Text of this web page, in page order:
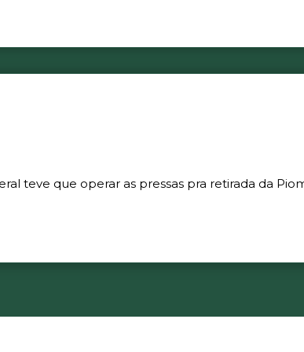
teve que operar as pressas pra retirada da